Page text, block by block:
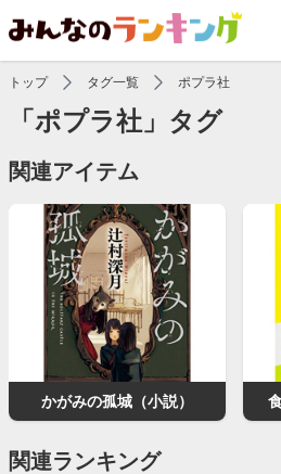
トップ タグ一覧 ポプラ社
「ポプラ社」タグ
関連アイテム
かがみの孤城（小説）
関連ランキング